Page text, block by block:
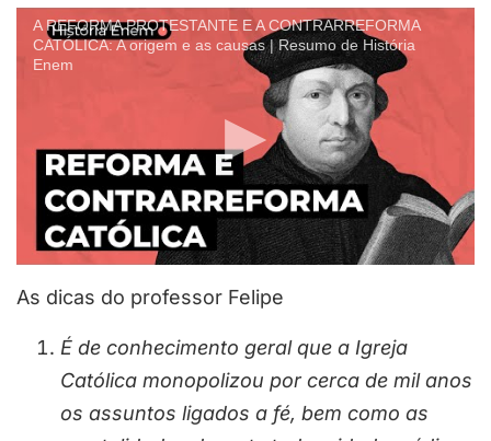
A REFORMA PROTESTANTE E A CONTRARREFORMA
CATÓLICA: A origem e as causas | Resumo de História
Enem
As dicas do professor Felipe
É de conhecimento geral que a Igreja
Católica monopolizou por cerca de mil anos
os assuntos ligados a fé, bem como as